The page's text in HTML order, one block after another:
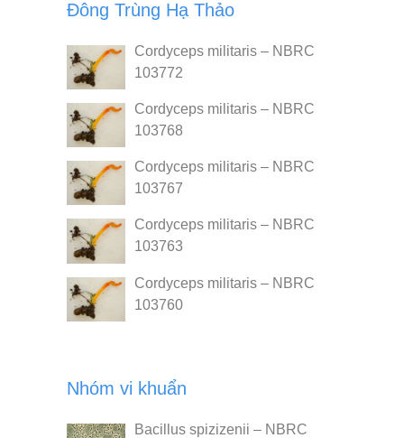
Đông Trùng Hạ Thảo
Cordyceps militaris – NBRC
103772
Cordyceps militaris – NBRC
103768
Cordyceps militaris – NBRC
103767
Cordyceps militaris – NBRC
103763
Cordyceps militaris – NBRC
103760
Nhóm vi khuẩn
Bacillus spizizenii – NBRC